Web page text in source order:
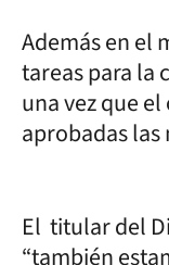
Además en el
tareas para la
una vez que
aprobadas
El titular del
“también